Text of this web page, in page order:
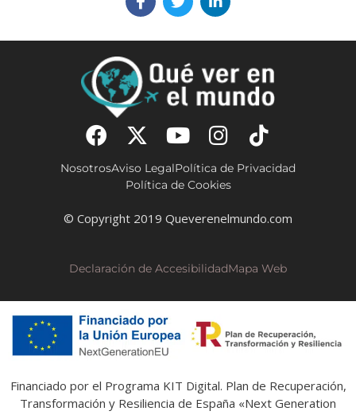
NosotrosAviso LegalPolítica de Privacidad
Política de Cookies
© Copyright 2019 Queverenelmundo.com
Declaración de AccesibilidadMapa Web
Financiado por el Programa KIT Digital. Plan de Recuperación,
Transformación y Resiliencia de España «Next Generation